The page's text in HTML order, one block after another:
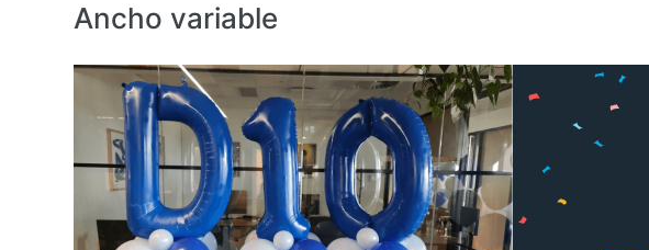
Ancho variable